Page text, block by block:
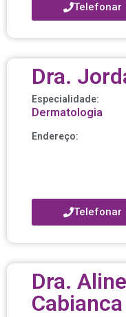
Telefonar
Dra.
Especialidade:
Dermatologia
Endereço:
Telefonar
Dra.
Cabianca